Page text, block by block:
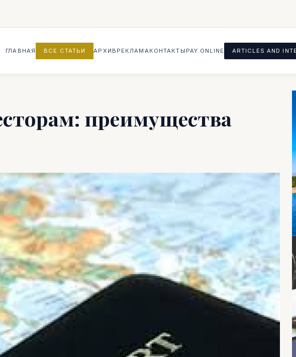
ГЛАВНАЯ ВСЕ СТАТЬИ АРХИВ РЕКЛАМА КОНТАКТЫ PAY ONLINE ARTICLES AND
преимущества